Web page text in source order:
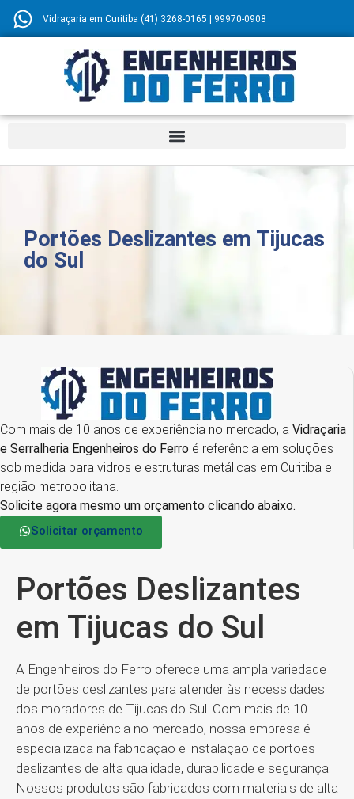
Vidraçaria em Curitiba (41) 3268-0165 | 99970-0908
Portões Deslizantes em Tijucas
do Sul
Com mais de 10 anos de experiência no mercado, a Vidraçaria
e Serralheria Engenheiros do Ferro é referência em soluções
sob medida para vidros e estruturas metálicas em Curitiba e
região metropolitana.
Solicite agora mesmo um orçamento clicando abaixo.
Solicitar orçamento
Portões Deslizantes
em Tijucas do Sul
A Engenheiros do Ferro oferece uma ampla variedade
de portões deslizantes para atender às necessidades
dos moradores de Tijucas do Sul. Com mais de 10
anos de experiência no mercado, nossa empresa é
especializada na fabricação e instalação de portões
deslizantes de alta qualidade, durabilidade e segurança.
Nossos produtos são fabricados com materiais de alta